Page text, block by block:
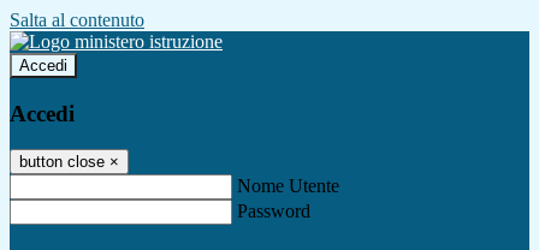
Salta al contenuto
Accedi
Accedi
button close ×
Nome Utente
Password